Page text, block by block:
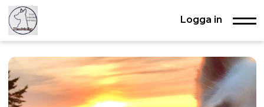
Logga in